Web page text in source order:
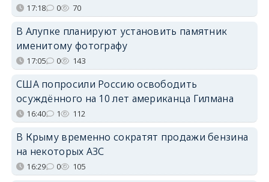
17:18 0 70
В Алупке планируют установить памятник
именитому фотографу
17:05 0 143
США попросили Россию освободить
осуждённого на 10 лет американца Гилмана
16:40 1 112
В Крыму временно сократят продажи бензина
на некоторых АЗС
16:29 0 105